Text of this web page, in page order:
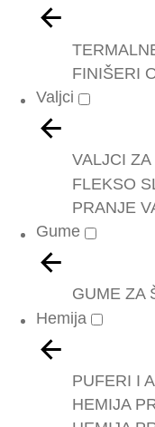
FINIŠERI
Valjci
VALJCI ZA
FLEKSO
PRANJE
Gume
GUME ZA
Hemija
PUFERI I
HEMIJA